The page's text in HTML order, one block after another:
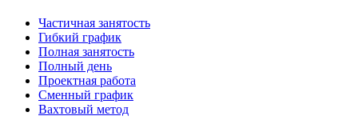
Частичная занятость
Гибкий график
Полная занятость
Полный день
Проектная работа
Сменный график
Вахтовый метод